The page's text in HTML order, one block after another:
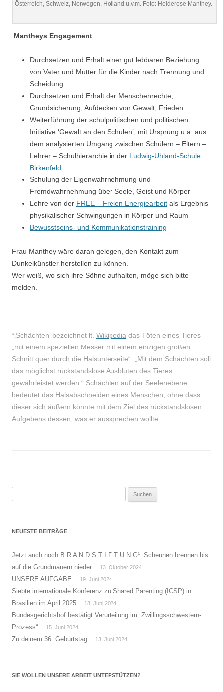
Österreich, Schweiz, Norwegen, Holland u.v.m. Foto: Heiderose Manthey.
Mantheys Engagement
Durchsetzen und Erhalt einer gut lebbaren Beziehung
von Vater und Mutter für die Kinder nach Trennung und
Scheidung
Durchsetzen und Erhalt der Menschenrechte,
Grundsicherung, Aufdecken von Gewalt, Frieden
Weiterführung der schulpolitischen und politischen
Initiative ‘Gewalt an den Schulen’, mit Ursprung u.a. aus
dem analysierten Umgang zwischen Schülern – Eltern –
Lehrer – Schulhierarchie in der Ludwig-Uhland-Schule
Birkenfeld
Schulung der Eigenwahrnehmung und
Fremdwahrnehmung über Seele, Geist und Körper
Lehre von der FREE – Freien Energiearbeit als Ergebnis
physikalischer Schwingungen in Körper und Raum
Bewusstseins- und Kommunikationstraining
Frau Manthey wäre daran gelegen, den Kontakt zum
Dunkelkünstler herstellen zu können.
Wer weiß, wo sich ihre Söhne aufhalten, möge sich bitte
melden.
*‚Schächten’ bezeichnet lt. Wikipedia das Töten eines Tieres
„mit einem speziellen Messer mit einem einzigen großen
Schnitt quer durch die Halsunterseite“. „Mit dem Schächten soll
das möglichst rückstandslose Ausbluten des Tieres
gewährleistet werden.“ Schächten auf der Seelenebene
bedeutet das Halsabschneiden eines Menschen, ohne dass
dieser sich äußern könnte mit dem Ziel des rückstandslosen
Aufgebens dessen, was er aussprechen wollte.
NEUESTE BEITRÄGE
Jetzt auch noch B R A N D S T I F T U N G¹: Scheunen brennen bis
auf die Grundmauern nieder
13. Oktober 2024
UNSERE AUFGABE 19. Juni 2024
Siebte internationale Konferenz zu Shared Parenting (ICSP) in
Brasilien im April 2025
18. Juni 2024
Bundesgerichtshof bestätigt Verurteilung im „Zwillingsschwestern-
Prozess“
15. Juni 2024
Zu deinem 36. Geburtstag 13. Juni 2024
SIE WOLLEN UNSERE ARBEIT UNTERSTÜTZEN?